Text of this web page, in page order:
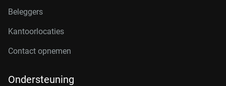
Beleggers
Kantoorlocaties
Contact opnemen
Ondersteuning